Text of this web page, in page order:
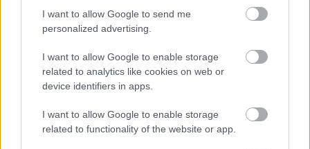
I want to allow Google to send me
personalized advertising.
I want to allow Google to enable storage
related to analytics like cookies on web or
device identifiers in apps.
I want to allow Google to enable storage
related to functionality of the website or app.
„Én nem fordítok figyelmet a TV-penben elhangzó